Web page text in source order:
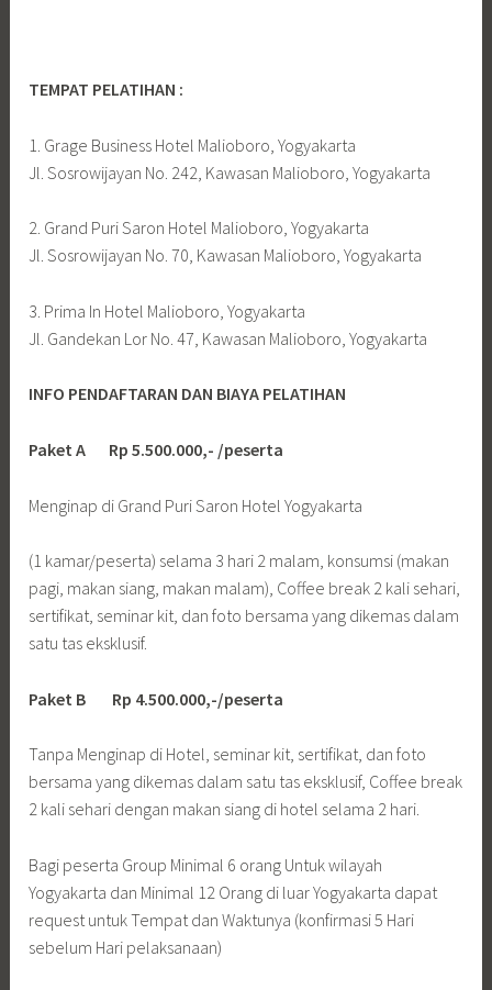
TEMPAT PELATIHAN :
1. Grage Business Hotel Malioboro, Yogyakarta
Jl. Sosrowijayan No. 242, Kawasan Malioboro, Yogyakarta
2. Grand Puri Saron Hotel Malioboro, Yogyakarta
Jl. Sosrowijayan No. 70, Kawasan Malioboro, Yogyakarta
3. Prima In Hotel Malioboro, Yogyakarta
Jl. Gandekan Lor No. 47, Kawasan Malioboro, Yogyakarta
INFO PENDAFTARAN DAN BIAYA PELATIHAN
Paket A Rp 5.500.000,- /peserta
Menginap di Grand Puri Saron Hotel Yogyakarta
(1 kamar/peserta) selama 3 hari 2 malam, konsumsi (makan
pagi, makan siang, makan malam), Coffee break 2 kali sehari,
sertifikat, seminar kit, dan foto bersama yang dikemas dalam
satu tas eksklusif.
Paket B Rp 4.500.000,-/peserta
Tanpa Menginap di Hotel, seminar kit, sertifikat, dan foto
bersama yang dikemas dalam satu tas eksklusif, Coffee break
2 kali sehari dengan makan siang di hotel selama 2 hari.
Bagi peserta Group Minimal 6 orang Untuk wilayah
Yogyakarta dan Minimal 12 Orang di luar Yogyakarta dapat
request untuk Tempat dan Waktunya (konfirmasi 5 Hari
sebelum Hari pelaksanaan)